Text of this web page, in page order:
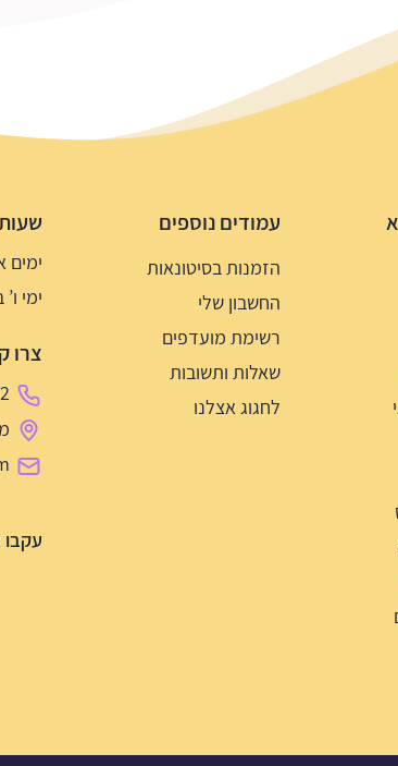
עמודים נוספים
הזמנות בסיטונאות
החשבון שלי
רשימת מועדפים
שאלות ותשובות
לחגוג אצלנו
ימים א’-
ימי ו’
צרו
משה
עקבו